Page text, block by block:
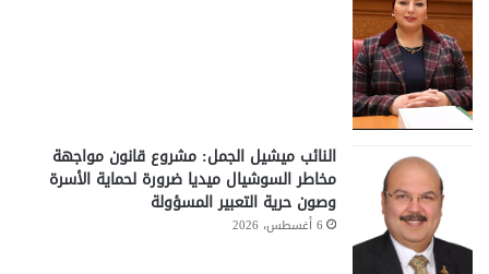
النائب ميشيل الجمل: مشروع قانون مواجهة
مخاطر السوشيال ميديا ضرورة لحماية الأسرة
وصون حرية التعبير المسؤولة
6 أغسطس، 2026